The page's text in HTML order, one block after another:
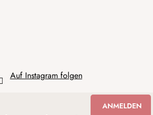
Auf Instagram folgen
ANMELDEN